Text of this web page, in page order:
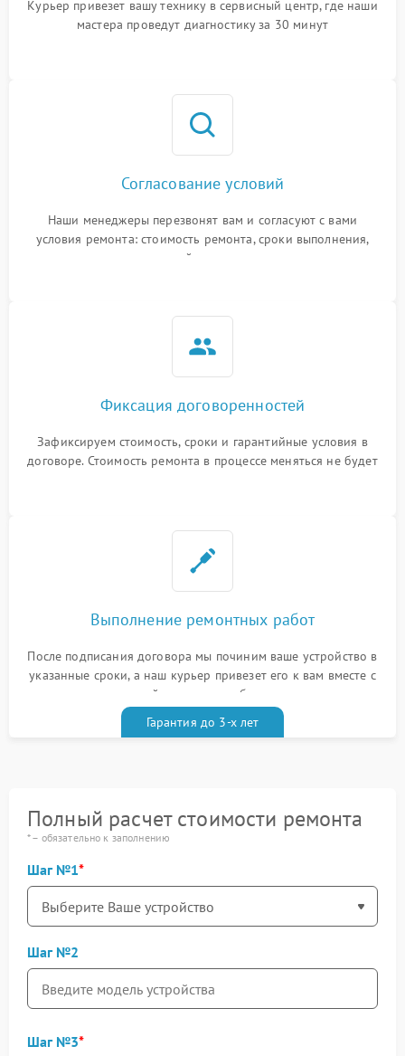
Курьер привезет вашу технику в сервисный центр, где наши
мастера проведут диагностику за 30 минут
Согласование условий
Наши менеджеры перезвонят вам и согласуют с вами
условия ремонта: стоимость ремонта, сроки выполнения,
гарантийные условия
Фиксация договоренностей
Зафиксируем стоимость, сроки и гарантийные условия в
договоре. Стоимость ремонта в процессе меняться не будет
Выполнение ремонтных работ
После подписания договора мы починим ваше устройство в
указанные сроки, а наш курьер привезет его к вам вместе с
гарантийным талоном бесплатно
Гарантия до 3-х лет
Полный расчет стоимости ремонта
* – обязательно к заполнению
Шаг №1
Шаг №2
Шаг №3